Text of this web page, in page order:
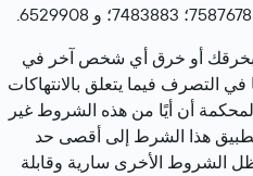
بخرقك أو خرق أي شخص آخر في
في التصرف فيما يتعلق بالانتهاكات
أن أيًا من هذه الشروط غير
تطبيق هذا الشرط إلى أقصى حد
الشروط الأخرى سارية وقابلة